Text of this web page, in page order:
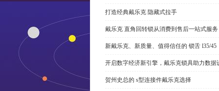
打造经典戴乐克 隐藏式拉手
戴乐克 直角回转锁从消费到售后一站式服务
新戴乐克、新质量、值得信任的 锁舌 l35/45
开启数字经济新引擎，戴乐克锁具助力数据
贺州史总的 s型连接件戴乐克选择